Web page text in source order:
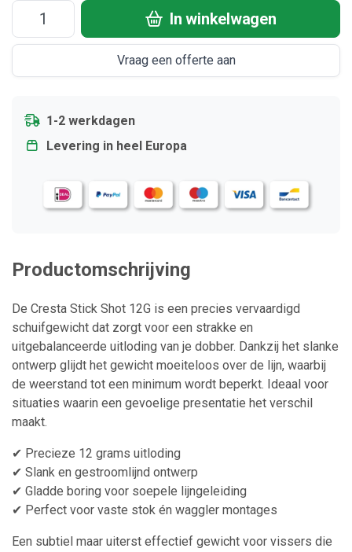
In winkelwagen
Vraag een offerte aan
1-2 werkdagen
Levering in heel Europa
Productomschrijving
De Cresta Stick Shot 12G is een precies vervaardigd
schuifgewicht dat zorgt voor een strakke en
uitgebalanceerde uitloding van je dobber. Dankzij het slanke
ontwerp glijdt het gewicht moeiteloos over de lijn, waarbij
de weerstand tot een minimum wordt beperkt. Ideaal voor
situaties waarin een gevoelige presentatie het verschil
maakt.
✔ Precieze 12 grams uitloding
✔ Slank en gestroomlijnd ontwerp
✔ Gladde boring voor soepele lijngeleiding
✔ Perfect voor vaste stok én waggler montages
Een subtiel maar uiterst effectief gewicht voor vissers die